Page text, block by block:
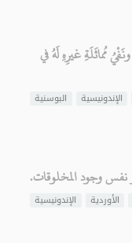
مُماثَلَةِ غيرِهِ لَهُ في
الإندونيسية
البوسنية
نفس وجود المخلوقات.
الأوردية
الإندونيسية